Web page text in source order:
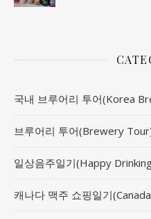
국내 브루어리 투어(Korea
브루어리 투어(Brewery
일상음주일기(Happy
캐나다 맥주 쇼핑일기